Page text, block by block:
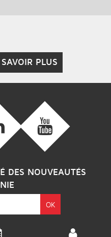
PLUS
DES NOUVEAUTÉS